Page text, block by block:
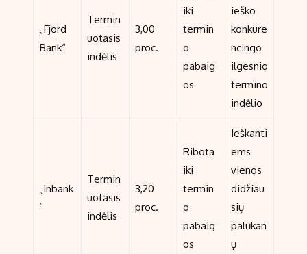
„Fjord
Bank“
Termin
uotasis
indėlis
3,00
proc.
iki
termin
o
pabaig
os
ieško
konkure
ncingo
ilgesnio
termino
indėlio
„Inbank
“
Termin
uotasis
indėlis
3,20
proc.
Ribota
iki
termin
o
pabaig
os
Ieškanti
ems
vienos
didžiau
sių
palūkan
ų